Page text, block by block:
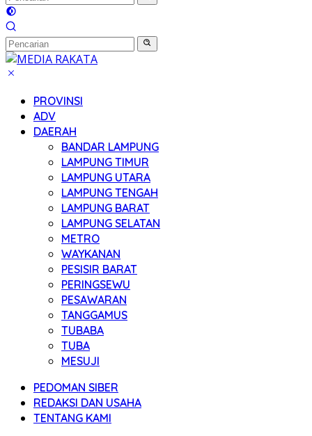
PROVINSI
ADV
DAERAH
BANDAR LAMPUNG
LAMPUNG TIMUR
LAMPUNG UTARA
LAMPUNG TENGAH
LAMPUNG BARAT
LAMPUNG SELATAN
METRO
WAYKANAN
PESISIR BARAT
PERINGSEWU
PESAWARAN
TANGGAMUS
TUBABA
TUBA
MESUJI
PEDOMAN SIBER
REDAKSI DAN USAHA
TENTANG KAMI